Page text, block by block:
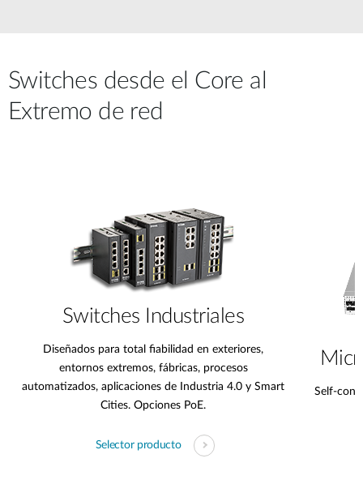
Switches desde el Core al
Extremo de red
Switches Industriales
Diseñados para total fiabilidad en exteriores,
entornos extremos, fábricas, procesos
automatizados, aplicaciones de Industria 4.0 y Smart
Cities. Opciones PoE.
Selector producto
Self-